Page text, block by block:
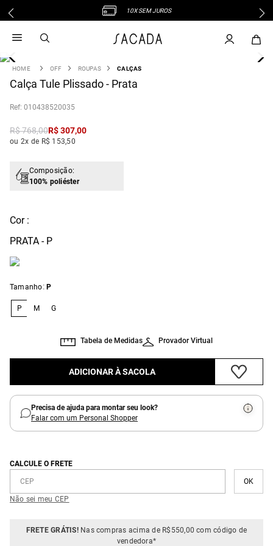
10X SEM JUROS
OFF ROUPAS CALÇAS
Calça Tule Plissado - Prata
: 010438520035
R$768,00R$307,00
ou 2x de R$ 153,50
Composição:
100% poliéster
Cor :
PRATA - P
Tamanho: P
P M G
Provador Virtual
Tabela de Medidas
ADICIONAR À SACOLA
Precisa de ajuda para montar seu look?
Falar com um Personal Shopper
CALCULE O FRETE
Não sei meu CEP
FRETE GRÁTIS!Nas compras acima de R$550,00 com código de
vendedora*
vestido
3 º blusa
º tricot
º macacão
jeans
camisa